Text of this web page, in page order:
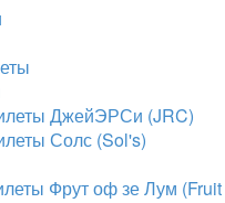
ДжейЭРСи (JRC)
Солс (Sol's)
Фрут оф зе Лум (Fruit